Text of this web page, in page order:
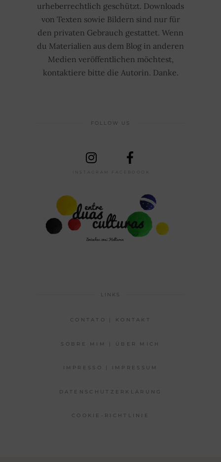
urheberrechtlich geschützt. Downloads
von Texten sowie Bildern sind nur für
den privaten Gebrauch gestattet. Wenn
du Materialien aus dem Blog in anderen
Medien veröffentlichen möchtest,
kontaktiere bitte die Autorin. Danke.
FOLLOW US
INSTAGRAM FACEBOOOK
LINKS
CONTATO | KONTAKT
SOBRE MIM | ÜBER MICH
IMPRESSO | IMPRESSUM
DATENSCHUTZERKLÄRUNG
COOKIE-RICHTLINIE